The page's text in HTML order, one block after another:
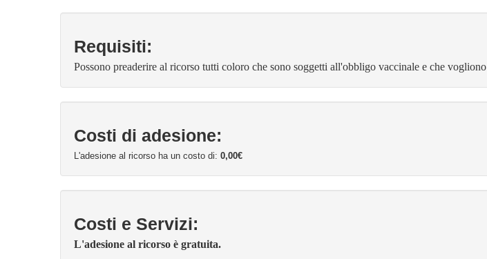
Requisiti:
Possono preaderire al ricorso tutti coloro che sono soggetti all'obbligo vaccinale e che vogliono
Costi di adesione:
L'adesione al ricorso ha un costo di: 0,00€
Costi e Servizi:
L'adesione al ricorso è gratuita.